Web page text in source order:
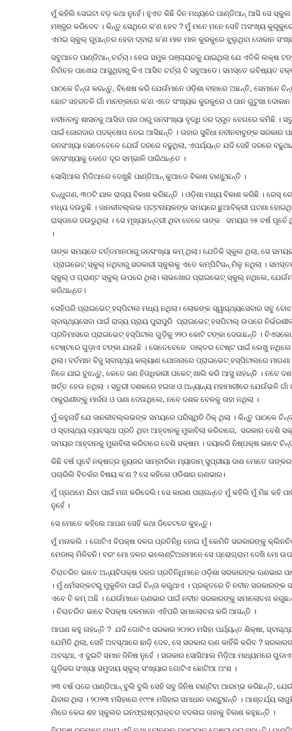
ମୁଁ କହିଲି ସେଇଟା ବଡ଼ କଥା ନୁହେଁ। ହୁଏତ କିଛି ଦିନ ମଧ୍ୟରେ ପାଣ୍ଡିଆନ୍ ଆସି ସେ ସ୍କୁଲ
ମଞ୍ଜୁର କରିଦେବ । କିନ୍ତୁ ସେଥିରେ କ'ଣ ହେବ ? ମୁଁ ମନେ ମନେ ସେହି ଅସଂଖ୍ୟ କୁରୁକୁରେ
ଏମଇ ସ୍କୁଲ୍ ରୁପାନ୍ତର ହେବା ଦ୍ବାରା କ'ଣ ମାଳ ମାଳ କୁରକୁରେ ଝୁଲୁଥିବା ଦୋକାନ
ସବୁଆଡେ ପାଣ୍ଡିଆନ୍ ଚର୍ଚ୍ଚା। ହେଇ ସମୁକ ପଞ୍ଚାୟତକୁ ଯାଇଥିଲା ଯେ ଏତିକି ଲକ୍ଷ
ନିର୍ବାଚନ ପାଖେଇ ଆସୁଥିବାରୁ କିଏ ଆସିବ ଚର୍ଚ୍ଚା ବି ସବୁଆଡେ। ସମସ୍ତେ ଭବିଷ୍ୟତ
ପାଠକେ ଚିନ୍ତା କରନ୍ତୁ, ବିଶେଷ କରି ଯେଉଁମାନେ ଓଡ଼ିଶା ବାହାରେ ଅଛନ୍ତି, ସେମାନେ
ଛୋଟ ସହରତଳି ଗାଁ ମାନଙ୍କରେ କ'ଣ ଏତେ ସଂଖ୍ୟକ କୁରକୁରେ ଓ ପାନ ଗୁଟୁଖା ଦୋକାନ
ନବୀନବାବୁ ଶାସନକୁ ଆସିବା ପର ଠାରୁ ଜନସଂଖ୍ୟା ବୃଦ୍ଧି ଦର ଦ୍ରୁତ ବେଗରେ କମିଛି ।
ପାଇଁ ଜୋରଦାର ପଦକ୍ଷେପ ନେଇ ଆସିଛନ୍ତି । ତାହାର ସୁବିଧା ନବୀନବାବୁଙ୍କ ସରକାର
ଜନସଂଖ୍ୟା ସେତେବେଳେ ଯେଉଁ ଦରରେ ବଢୁଥିଲା, ଏପର୍ଯ୍ୟନ୍ତ ଯଦି ସେହି ଦରରେ
ଜନସଂଖ୍ୟାକୁ କେତେ ଦୂର ସମ୍ଭାଳି ପାରିଥାନ୍ତେ ।
ସୋସିଆଲ ମିଡିଆରେ ଦେଖୁଛି ପାଣ୍ଡିଆନ୍ କୁଆଡେ ବିକାଶ ବାଣ୍ଟୁଛନ୍ତି ।
ବନ୍ଧୁଗଣ, ୩୦ଟି ଯାକ ରାଜ୍ୟ ବିକାଶ କରିଛନ୍ତି । ଓଡ଼ିଶା ମଧ୍ୟ ବିକାଶ କରିଛି । ରେସ୍
ମଧ୍ୟ ଦଉଡୁଛି । ଜାନକୀବଲ୍ଲଭ ପଟ୍ଟନାୟକଙ୍କ ସମୟରେ ଛୁଆବିକ୍ରୀ ଘଟଣା
ରାସ୍ତାରେ ଦଉଡୁଥିଲା । ସେ ମୂଖ୍ୟମନ୍ତ୍ରୀ ଥିବା ବେଳେ ତାଙ୍କ ସମୟର ୨୫ ବର୍ଷ
।
ତାଙ୍କ ସମୟରେ ବର୍ତ୍ତମାନଠାରୁ ଜନସଂଖ୍ୟା କମ୍ ଥିଲା। ଯେତିକି ସ୍କୁଲ ଥିଲା, ସେ
ପ୍ରାଇଭେଟ୍ ସ୍କୁଲ୍ ନଥିବାରୁ ସରକାରୀ ସ୍କୁଲକୁ ଏତେ କମ୍ପିଟିସନ୍ ମିଳୁ ନଥିଲା ।
ସ୍କୁଲ୍ ଓ ଗ୍ରାଣ୍ଟ ସ୍କୁଲ୍ ଉପରେ ଥିଲା। ଲାଭଖୋର ପ୍ରାଇଭେଟ୍ ସ୍କୁଲ୍ ନଥିଲେ,
କରିଥାନ୍ତେ।
ସେହିପରି ପ୍ରାଇଭେଟ୍ ହସ୍ପିଟାଲ ମଧ୍ୟ ନଥିଲା। ଲୋକଙ୍କ ସ୍ୱାସ୍ଥ୍ୟସେବାର ସବୁ
ସ୍ବାସ୍ଥ୍ୟସେବା ପାଇଁ ରାଜ୍ୟ ପ୍ରାୟ ପୁରାପୁରି ପ୍ରାଇଭେଟ୍ ହସପିଟାଲ୍ ଉପରେ
ପ୍ରତିମାସରେ ପ୍ରାଇଭେଟ୍ ହସ୍ପିଟାଲ ଗୁଡ଼ିକୁ ୨୨୦ କୋଟି ଟଙ୍କା ଦେଉଛନ୍ତି ।
ଟେଷ୍ଟରେ ଗୁଡ଼ାଏ ଟଙ୍କା ଯାଉଛି । ସେତେବେଳେ ଡାକ୍ତର ଟେଷ୍ଟ ପାଇଁ ଲେଖୁ ନଥିଲେ
ଥିଲା। ବର୍ତମାନ ବିଜୁ ସ୍ବାସ୍ଥ୍ୟ କଲ୍ୟାଣ ଯୋଜନାରେ ପ୍ରାଇଭେଟ୍ ହସ୍ପିଟାଲରେ
ନିଜେ ଯାଇ ବୁଝନ୍ତୁ, କେତେ ଜଣ ହିତାଧିକାରୀ ପକେଟ୍ ଖାଲି କରି ଆସୁ ନାହାନ୍ତି । ନବେ
ଖର୍ଚ୍ଚ ହେଉ ନଥିଲା । ସତୁରୀ ଦଶକରେ ହଇଜା ଓ ଅନ୍ୟାନ୍ୟ ମହାମାରୀରେ ଯେଉଁଭଳି
ଠାକୁରାଣୀଙ୍କୁ ମାର୍ଜନା ଓ ପଣା ଦେଉଥିଲେ, ନବେ ଦଶକ ବେଳକୁ ତାହା ନଥିଲା ।
ମୁଁ କହୁନାହିଁ ଯେ ଜାନକୀବଲ୍ଲଭଙ୍କ ସମୟରେ ପରିସ୍ଥିତି ଠିକ୍ ଥିଲା । କିନ୍ତୁ ପାଠକେ
ଓ ସ୍ବାସ୍ଥ୍ୟ ବ୍ୟବସ୍ଥା ପ୍ରତି ଥିବା ଆହ୍ବାନକୁ ମୁକାବିଲା କରିବାରେ, ସରକାର ବେଶି
ସମୟର ଆହ୍ବାନକୁ ମୁକାବିଲା କରିବାରେ ବେଶି ସକ୍ଷମ । ଦୟାକରି ନିଷ୍ପକ୍ଷ ଭାବେ
କିଛି ବର୍ଷ ପୂର୍ବେ ନକ୍ଷତ୍ର ନ୍ୟୁଜର ସାମ୍ବାଦିକା ମ୍ୟାଡାମ୍ ସୁପ୍ରୀୟା ଦାଶ ମୋତେ
ପଚାରିଲି ବିତର୍କର ବିଷୟ କ'ଣ ? ସେ କହିଲେ ଓଡିଶାର ଋଣଭାର।
ମୁଁ ପ୍ରଥମେ ଯିବା ପାଇଁ ମନା କରିଦେଲି। ସେ କାରଣ ପଚାରନ୍ତେ ମୁଁ କହିଲି ମୁଁ ମିଛ କହି
ନୁହେଁ ।
ସେ ମୋତେ କହିଲେ ଆପଣ ସେହି କଥା ଡିବେଟରେ କୁହନ୍ତୁ।
ମୁଁ ମନାକଲି । ଗୋଟିଏ ବିପକ୍ଷ ଦଳର ପ୍ରତିନିଧି ହୋଇ ମୁଁ କେମିତି ସରକାରଙ୍କୁ
ମେଡାଲ୍ ମିଳିବନି। ବରଂ ମୋ ଦଳର ଭଲେଣ୍ଟିଅରମାନେ ସେ ପ୍ରୋଗ୍ରାମ ଦେଖି ମୋ
ଚିରାଚରିତ ଭାବେ ଅନ୍ୟବିପକ୍ଷ ଦଳର ପ୍ରତିନିଧିମାନେ ଓଡ଼ିଶା ସରକାରଙ୍କ ଋଣଭାର
। ମୁଁ ଧର୍ମସଙ୍କଟରୁ ମୁକୁଳିବା ପାଇଁ ଚିନ୍ତା କରୁଥାଏ । ପ୍ରକୃତରେ ବି ନବୀନ
ଏବେ ବି କମ୍ ଅଛି । ଯେଉଁମାନେ ଋଣଭାର ପାଇଁ ନବୀନ ସରକାରଙ୍କୁ ସମାଲୋଚନା
। ଚିରାଚରିତ ଭାବେ ବିପକ୍ଷ ଦଳମାନେ ଏହିପରି ସମାଲୋଚନା କରି ଆସନ୍ତି ।
ଆପଣ କହୁ ନାହାନ୍ତି ? ଯଦି ଗୋଟିଏ ସରକାର ୨୦୨୦ ମସିହା ପର୍ଯ୍ୟନ୍ତ ଶିକ୍ଷା,
ଯେମିତି ଥିଲା, ସେହି ଅବସ୍ଥାରେ ଛାଡ଼ି ଦେବ, ସେ ସରକାର ଋଣ କାହିଁକି କରିବ ?
ଅବସ୍ଥା, ଏ ଦୁଇଟି ସମାନ ଜିନିଷ ନୁହେଁ । ସରକାର ସୋସିଆଲ ମିଡ଼ିଆ ମାଧ୍ୟମରେ
ଗୁଡ଼ିକର ସଂଖ୍ୟା ସମୁଦାୟ ସ୍କୁଲ୍ ସଂଖ୍ୟାର ଗୋଟିଏ ଛୋଟିଆ ଅଂଶ ।
୨୩ ବର୍ଷ ପରେ ପାଣ୍ଡିଆନ୍ ବୁଲି ବୁଲି ସେହି ସବୁ ଜିନିଷ ବାଣ୍ଟିବା ଆରମ୍ଭ କରିଛନ୍ତି,
ଯିବାର ଥିଲା । ୨୦୨୩ ମସିହାରେ ୧୯୯୫ ମସିହାର ସମାଧାନ ବାଣ୍ଟୁଛନ୍ତି । ଆଶ୍ଚର୍ଯ୍ୟ
ନାଁରେ କେଇ ଶହ ସ୍କୁଲର ଇନଫ୍ରାଷ୍ଟ୍ରାକ୍ଚର ବଦଳାଇ ତାହାକୁ ବିକାଶ କହୁଛନ୍ତି ।‌